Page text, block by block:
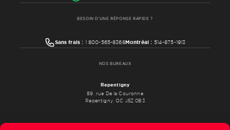
BESOIN D’UNE RÉPONSE RAPIDE ?
Sans frais : 1 800-565-8368Montréal : 514-875-1913
NOS BUREAUX
Repentigny
89, rue De la Couronne
Repentigny, QC J5Z 0B3